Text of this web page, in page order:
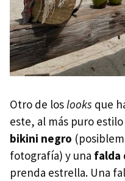
Otro de loslooks que
este, al más puro
bikini negro
fotografía) y una falda
prenda estrella. Una